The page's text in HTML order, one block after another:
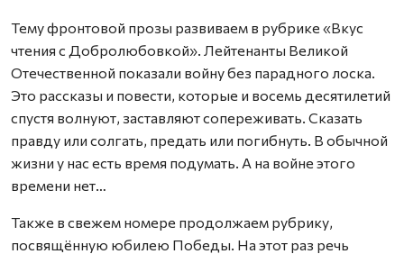
Тему фронтовой прозы развиваем в рубрике «Вкус
чтения с Добролюбовкой». Лейтенанты Великой
Отечественной показали войну без парадного лоска.
Это рассказы и повести, которые и восемь десятилетий
спустя волнуют, заставляют сопереживать. Сказать
правду или солгать, предать или погибнуть. В обычной
жизни у нас есть время подумать. А на войне этого
времени нет…
Также в свежем номере продолжаем рубрику,
посвящённую юбилею Победы. На этот раз речь